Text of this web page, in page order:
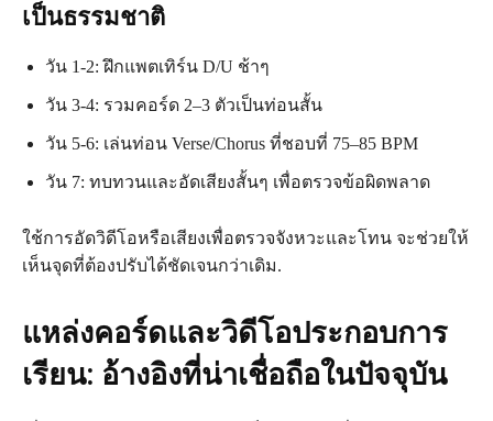
เป็นธรรมชาติ
วัน 1-2: ฝึกแพตเทิร์น D/U ช้าๆ
วัน 3-4: รวมคอร์ด 2–3 ตัวเป็นท่อนสั้น
วัน 5-6: เล่นท่อน Verse/Chorus ที่ชอบที่ 75–85 BPM
วัน 7: ทบทวนและอัดเสียงสั้นๆ เพื่อตรวจข้อผิดพลาด
ใช้การอัดวิดีโอหรือเสียงเพื่อตรวจจังหวะและโทน จะช่วยให้
เห็นจุดที่ต้องปรับได้ชัดเจนกว่าเดิม.
แหล่งคอร์ดและวิดีโอประกอบการ
เรียน: อ้างอิงที่น่าเชื่อถือในปัจจุบัน